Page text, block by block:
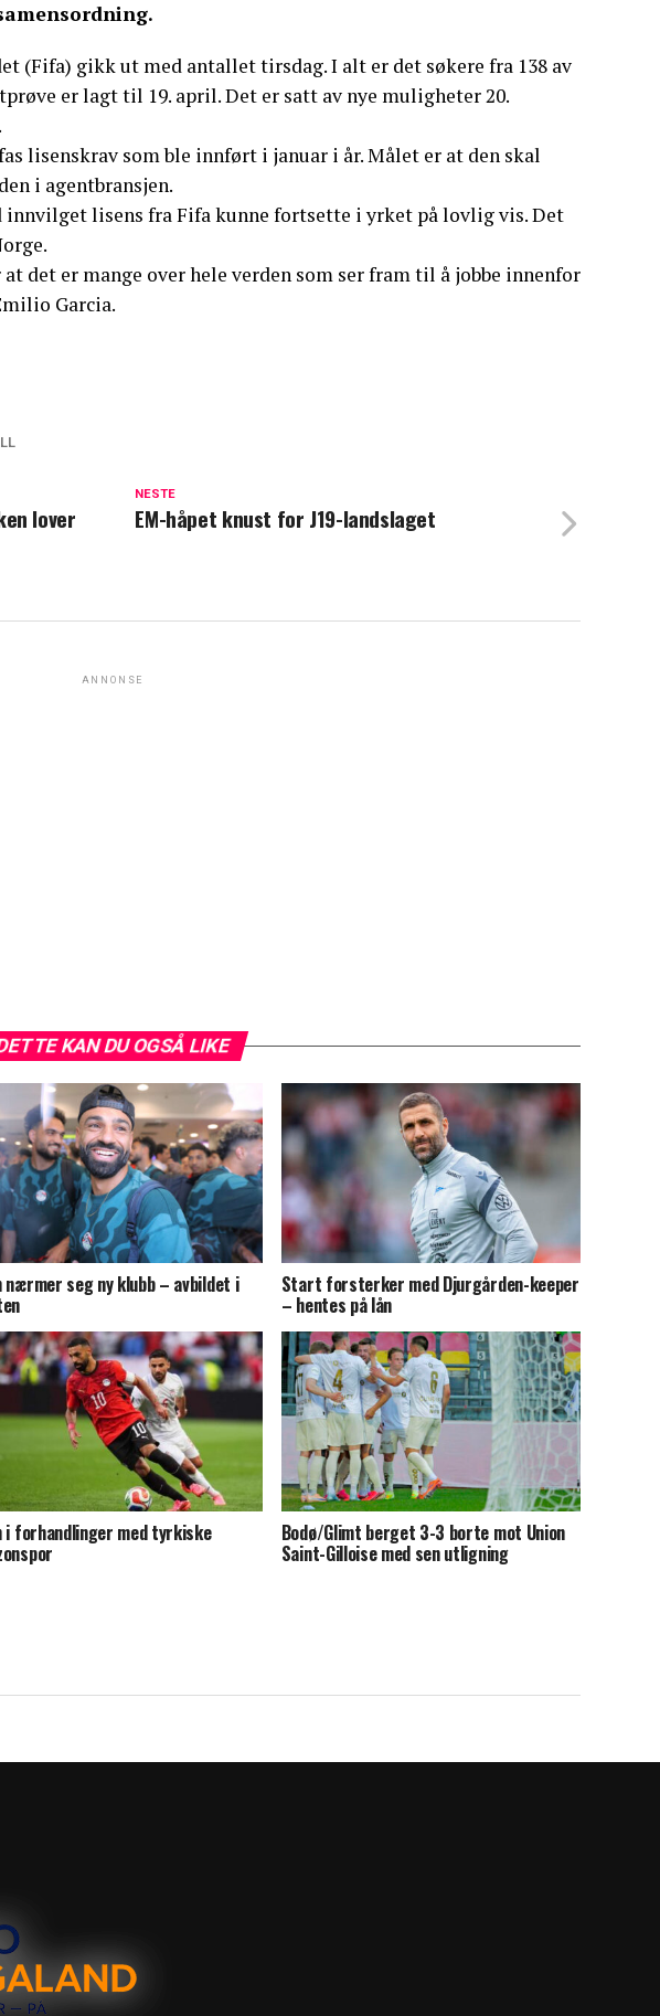
(Fifa) gikk ut med antallet tirsdag. I alt er det søkere fra 138 av
er lagt til 19. april. Det er satt av nye muligheter 20.
lisenskrav som ble innført i januar i år. Målet er at den skal
i agentbransjen.
lisens fra Fifa kunne fortsette i yrket på lovlig vis. Det
det er mange over hele verden som ser fram til å jobbe innenfor
Garcia.
NESTE
EM-håpet knust for J19-landslaget
lover
ANNONSE
KAN DU OGSÅ LIKE
nærmer seg ny klubb – avbildet i Start forsterker med Djurgården-keeper
– hentes på lån
i forhandlinger med tyrkiske Bodø/Glimt berget 3-3 borte mot Union
Saint-Gilloise med sen utligning